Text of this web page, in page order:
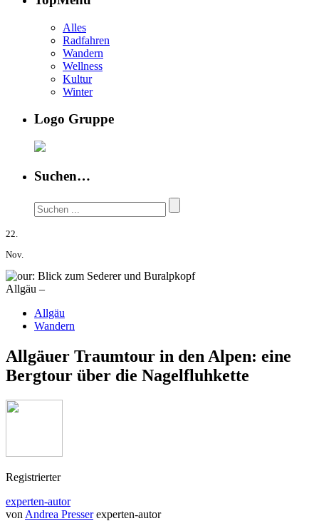
Alles
Radfahren
Wandern
Wellness
Kultur
Winter
Logo Gruppe
Suchen…
22.
Nov.
Allgäu –
Allgäu
Wandern
Allgäuer Traumtour in den Alpen: eine
Bergtour über die Nagelfluhkette
Registrierter
experten-autor
von Andrea Presser experten-autor